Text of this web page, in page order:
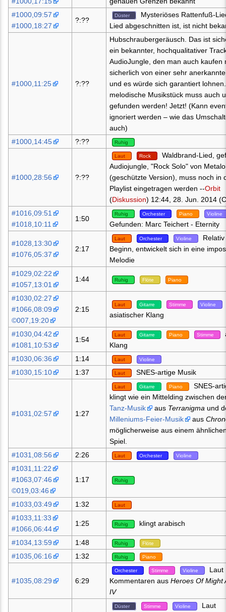
#1000,09:57
#1000,18:27
?:??
Düster
Mysteriöses Rattenfuß-
Lied abgeschnitten ist, ist nicht
#1000,11:25 ?:??
Hubschraubergeräusch. Das ist
ein bekannter, hochqualitativer
AudioJungle, den man auch kaufen
sicherlich von einer sehr
und es würde sich garantiert
melodische Musikstück muss auch
gefunden werden! Jetzt! (Kann
ignoriert werden – wie das
auch)
#1000,14:45
?:?? Ruhig
#1000,28:56 ?:??
Laut Rock
Waldbrand-Lied,
Audiojungle, "Rock Solo" von
(geschützte Version), muss noch in
Playlist eingetragen werden --Orbit
(Diskussion) 12:44, 28. Jun. 2014
#1016,09:51
#1018,10:11
1:50
Ruhig Orchester Piano Violine
Gefunden: Marc Teichert - Eternity
#1028,13:30
#1076,05:37
2:17
Laut Orchester Violine
Beginn, entwickelt sich in eine
Melodie
#1029,02:22
#1057,13:01
1:44 Ruhig Flöte Piano
#1030,02:27
#1066,08:09
©007,19:20
2:15
Laut Gitarre Stimme Violine
asiatischer Klang
#1030,04:42
#1081,10:53
1:54
Laut Gitarre Piano Stimme
Klang
#1030,06:36
1:14 Laut Violine
#1030,15:10 1:37 Laut SNES-artige Musik
#1031,02:57 1:27
Laut Gitarre Piano
SNES-
klingt wie ein Mittelding zwischen
Tanz-Musik
aus Terranigmaund
Milleniums-Feier-Musik
aus
möglicherweise aus einem
Spiel.
#1031,08:56
2:26 Laut Orchester Violine
#1031,11:22
#1063,07:46
©019,03:46
1:17 Ruhig
#1033,03:49 1:32 Laut
#1033,11:33
#1066,06:44
1:25 Ruhig klingt arabisch
#1034,13:59 1:48 Ruhig Flöte
#1035,06:16 1:32 Ruhig Piano
#1035,08:29 6:29
Orchester Stimme Violine
Laut
Kommentaren aus Heroes Of Might
IV
Düster Stimme Violine
Laut